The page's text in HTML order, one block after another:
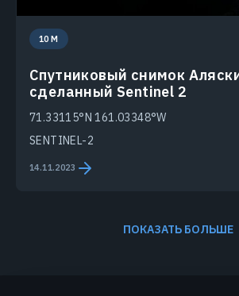
10 M
Спутниковый снимок
сделанный Sentinel 2
71.33115°N 161.03348°W
SENTINEL-2
14.11.2023
ПОКАЗАТЬ БОЛЬШЕ